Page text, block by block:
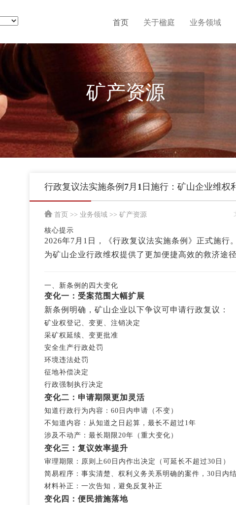
首页 关于楹庭 业务领域
矿产资源
行政复议法实施条例7月1日施行：矿山企业维权
首页 >> 业务领域 >> 矿产资源
核心提示
2026年7月1日，《行政复议法实施条例》正式施
为矿山企业行政维权提供了更加便捷高效的救济途
一、新条例的四大变化
变化一：受案范围大幅扩展
新条例明确，矿山企业以下争议可申请行政复议：
矿业权登记、变更、注销决定
采矿权延续、变更批准
安全生产行政处罚
环境违法处罚
征地补偿决定
行政强制执行决定
变化二：申请期限更加灵活
知道行政行为内容：60日内申请（不变）
不知道内容：从知道之日起算，最长不超过1年
涉及不动产：最长期限20年（重大变化）
变化三：复议效率提升
审理期限：原则上60日内作出决定（可延长不超过30日）
简易程序：事实清楚、权利义务关系明确的案件，30日内
材料补正：一次告知，避免反复补正
变化四：便民措施落地